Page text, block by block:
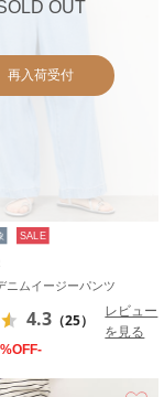
OUT
再入荷受付
SALE
ニムイージーパンツ
4.3 （25）
レビュー
を見る